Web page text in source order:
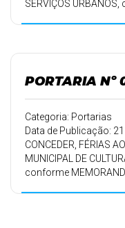
SERVIÇOS
PORTARIA Nº
Categoria: Portarias
Data de Publicação:
CONCEDER, FÉRIAS
MUNICIPAL DE
conforme